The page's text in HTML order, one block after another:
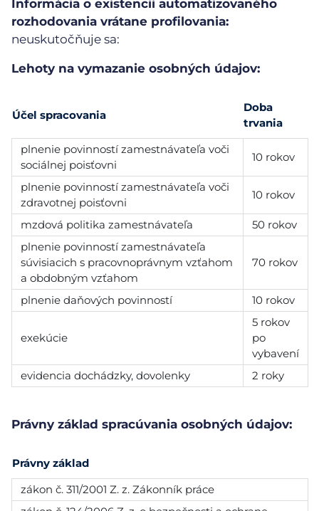
Informácia o existencii automatizovaného
rozhodovania vrátane profilovania:
neuskutočňuje sa:
Lehoty na vymazanie osobných údajov:
Účel spracovania
Doba
trvania
plnenie povinností zamestnávateľa voči
sociálnej poisťovni
10 rokov
plnenie povinností zamestnávateľa voči
zdravotnej poisťovni
10 rokov
mzdová politika zamestnávateľa
50 rokov
plnenie povinností zamestnávateľa
súvisiacich s pracovnoprávnym vzťahom
a obdobným vzťahom
70 rokov
plnenie daňových povinností 10 rokov
exekúcie
5 rokov
po
vybavení
evidencia dochádzky, dovolenky
2 roky
Právny základ spracúvania osobných údajov:
Právny základ
zákon č. 311/2001 Z. z. Zákonník práce